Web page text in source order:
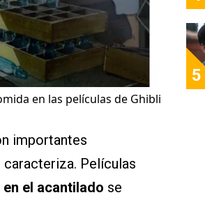
en las películas de Ghibli
importantes
Películas
en el acantilado se
5